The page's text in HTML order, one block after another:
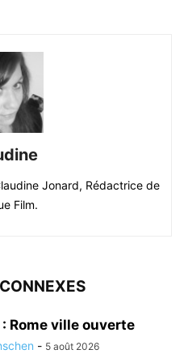
Jonard, Rédactrice de
Film.
Rome ville ouverte
- 5 août 2026